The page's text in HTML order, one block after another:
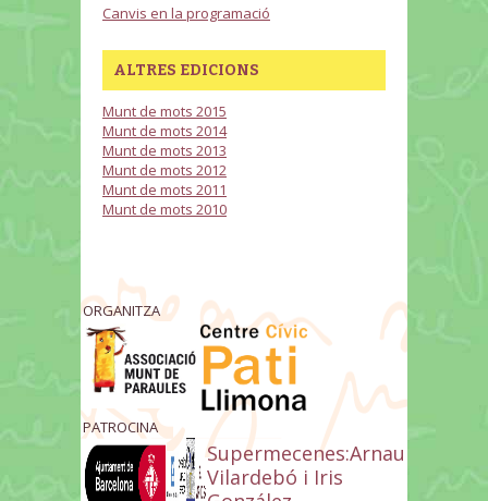
Canvis en la programació
ALTRES EDICIONS
Munt de mots 2015
Munt de mots 2014
Munt de mots 2013
Munt de mots 2012
Munt de mots 2011
Munt de mots 2010
ORGANITZA
PATROCINA
Supermecenes:Arnau
Vilardebó i Iris